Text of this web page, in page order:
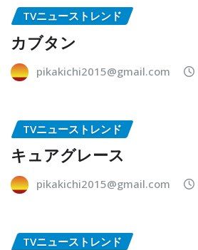
TVニューストレンド
カブタン
pikakichi2015@gmail.com
TVニューストレンド
キュアグレース
pikakichi2015@gmail.com
TVニューストレンド